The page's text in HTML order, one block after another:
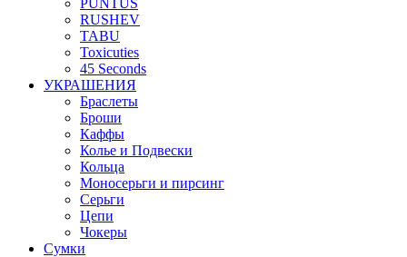
RUSHEV
TABU
Toxicuties
45 Seconds
УКРАШЕНИЯ
Браслеты
Броши
Каффы
Колье и Подвески
Кольца
Моносерьги и пирсинг
Серьги
Цепи
Чокеры
Сумки